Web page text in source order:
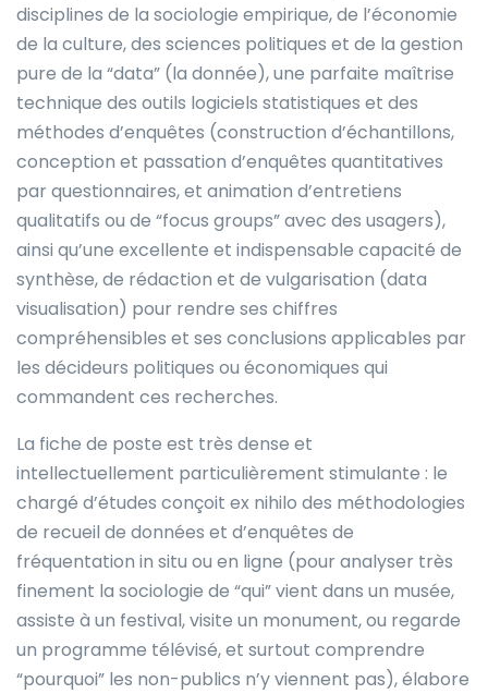
disciplines de la sociologie empirique, de l’économie
de la culture, des sciences politiques et de la gestion
pure de la “data” (la donnée), une parfaite maîtrise
technique des outils logiciels statistiques et des
méthodes d’enquêtes (construction d’échantillons,
conception et passation d’enquêtes quantitatives
par questionnaires, et animation d’entretiens
qualitatifs ou de “focus groups” avec des usagers),
ainsi qu’une excellente et indispensable capacité de
synthèse, de rédaction et de vulgarisation (data
visualisation) pour rendre ses chiffres
compréhensibles et ses conclusions applicables par
les décideurs politiques ou économiques qui
commandent ces recherches.
La fiche de poste est très dense et
intellectuellement particulièrement stimulante : le
chargé d’études conçoit ex nihilo des méthodologies
de recueil de données et d’enquêtes de
fréquentation in situ ou en ligne (pour analyser très
finement la sociologie de “qui” vient dans un musée,
assiste à un festival, visite un monument, ou regarde
un programme télévisé, et surtout comprendre
“pourquoi” les non-publics n’y viennent pas), élabore